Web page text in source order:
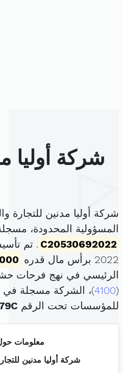
شركة أوليا
شركة أوليا مدنين
المسؤولية المحدودة،
C20530692022
2022 برأس مال قدره
1000
الرئيسي في نهج فرحات
(
4100)، الشركة مسجلة في
للمؤسسات تحت الرقم
معلومات
شركة أوليا مدنين